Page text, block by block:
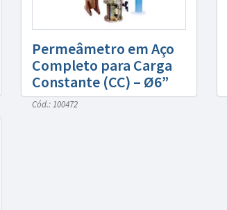
Permeâmetro em Aço
Completo para Carga
Constante (CC) – Ø6”
Cód.: 100472